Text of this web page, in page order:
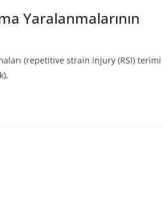
Yaralanmalarının
(repetitive strain injury (RSI) terimi